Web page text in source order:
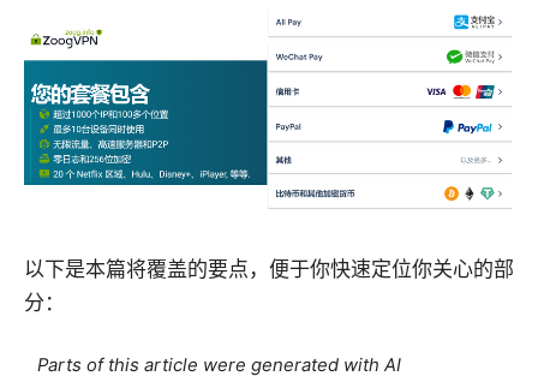
以下是本篇将覆盖的要点，便于你快速定位你关心的部
分：
Parts of this article were generated with AI